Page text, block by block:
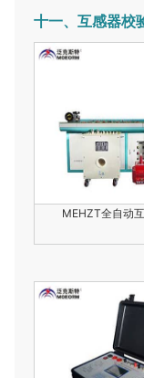
十一、互感器校
MEHZT全自动